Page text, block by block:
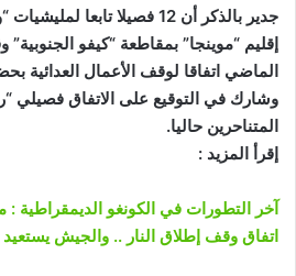
جدير بالذكر أن 12 فصيلا تابعا
الماضي اتفاقا لوقف الأعمال العدائية
وشارك في التوقيع على الاتفاق فصيلي
المتناحرين حاليا.
إقرأ المزيد :
آخر التطورات في الكونغو الديمقراطية
اتفاق وقف إطلاق النار .. والجيش يستعيد 6 قري تعدينية